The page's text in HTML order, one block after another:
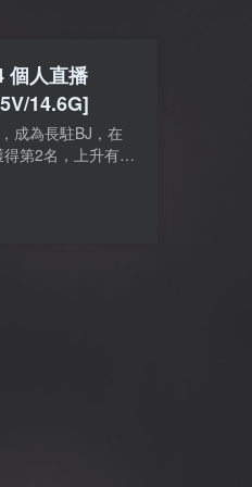
個人直播
14.6G]
成為長駐BJ，在
第2名，上升有點
裝扮像極了韓寶
始錄製，個...